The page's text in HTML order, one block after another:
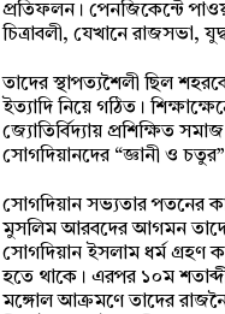
প্রতিফলন। পেনজিকেন্টে
চিত্রাবলী, যেখানে রাজসভা,
তাদের স্থাপত্যশৈলী ছিল
ইত্যাদি নিয়ে গঠিত।
জ্যোতির্বিদ্যায় প্রশিক্ষিত
সোগদিয়ানদের “জ্ঞানী ও চতুর”
সোগদিয়ান সভ্যতার পতনের
মুসলিম আরবদের আগমন
সোগদিয়ান ইসলাম ধর্ম গ্রহণ
হতে থাকে। এরপর ১০ম
মঙ্গোল আক্রমণে তাদের